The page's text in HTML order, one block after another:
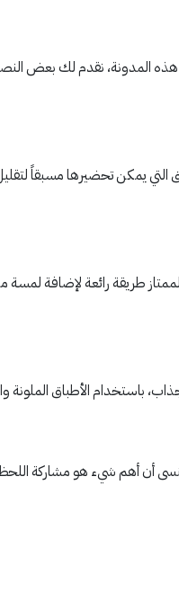
هذه المدونة، نقدم لك بعض
يمكن تحضيرها مسبقاً لتقليل
طريقة رائعة لإضافة
باستخدام الأطباق الملونة
أن أهم شيء هو مشاركة